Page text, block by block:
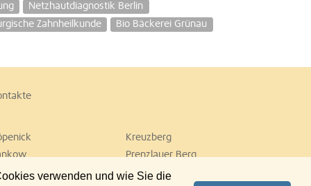
verwenden und wie Sie die
Netzhautdiagnostik Berlin
Zahnheilkunde
Bio Bäckerei Grünau
Kreuzberg
Prenzlauer Berg
Tiergarten